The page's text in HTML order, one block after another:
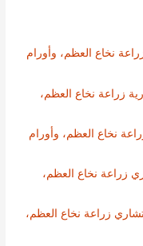
نخاع العظم، وأورام
زراعة نخاع العظم،
نخاع العظم، وأورام
زراعة نخاع العظم،
زراعة نخاع العظم،